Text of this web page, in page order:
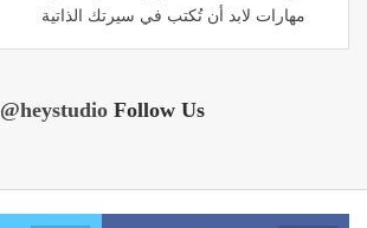
مهارات لابد أن تُكتب في سيرتك الذاتية
Follow Us
@heystudio